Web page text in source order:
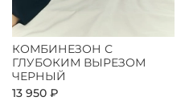
КОМБИНЕЗОН С
ГЛУБОКИМ ВЫРЕЗОМ
ЧЕРНЫЙ
13 950 ₽